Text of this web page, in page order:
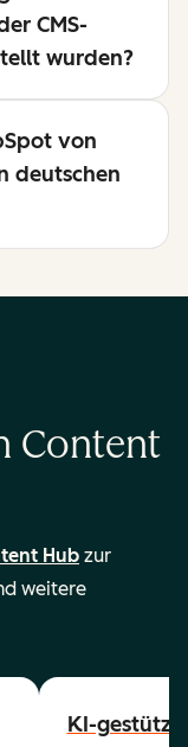
CMS-
wurden?
von
deutschen
Content
Hub zur
weitere
KI-